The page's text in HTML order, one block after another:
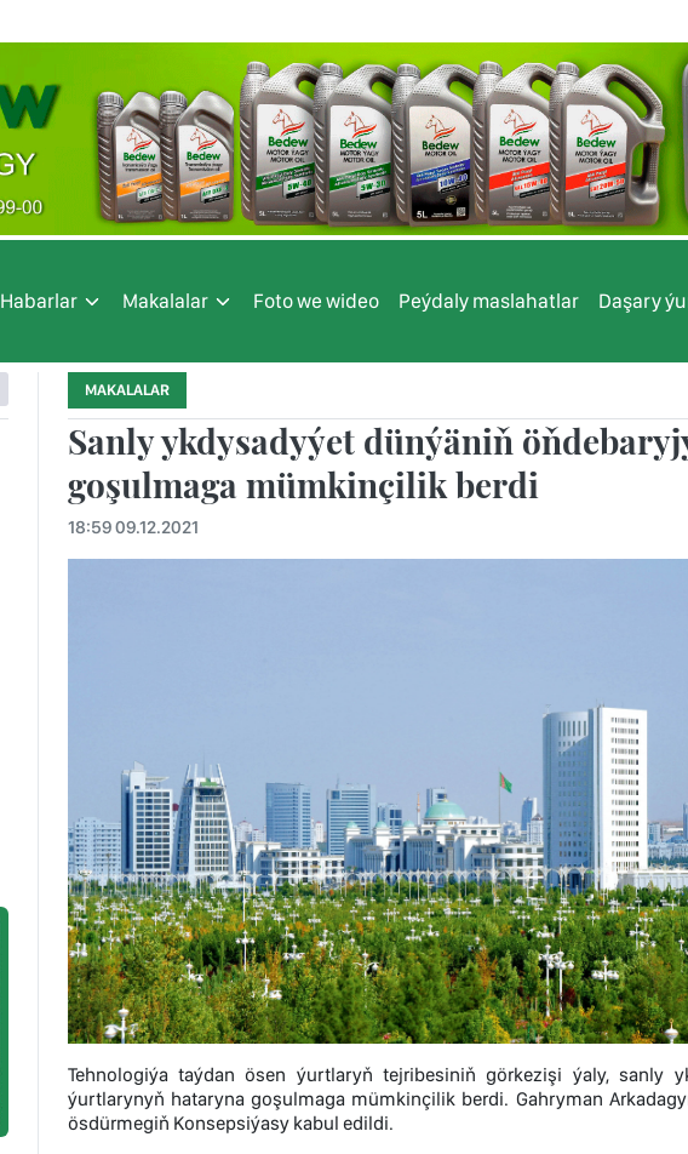
Habarlar Makalalar Foto we wideo Peýdaly maslahatlar Daşary
MAKALALAR
Sanly ykdysadyýet dünýäniň
goşulmaga mümkinçilik berdi
18:59 09.12.2021
Tehnologiýa taýdan ösen ýurtlaryň tejribesiniň görkezişi ýaly, sanly
ýurtlarynyň hataryna goşulmaga mümkinçilik berdi. Gahryman
ösdürmegiň Konsepsiýasy kabul edildi.